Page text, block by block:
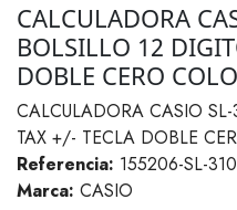
CALCULADORA
BOLSILLO 12
DOBLE CERO
CALCULADORA CASIO
TAX +/- TECLA DOBLE
Referencia: 155206-SL-
Marca: CASIO